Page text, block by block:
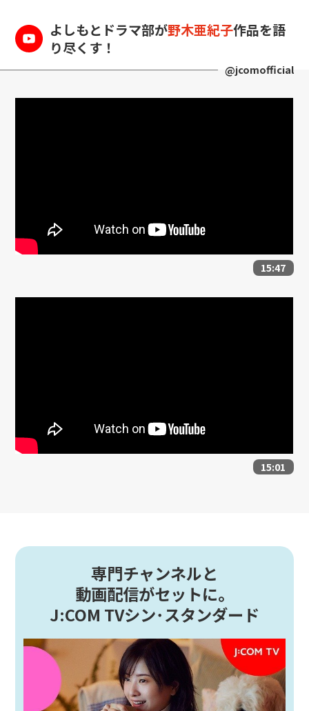
よしもとドラマ部が野木亜紀子作品を語
り尽くす！
@jcomofficial
15:47
15:01
専門チャンネルと
動画配信がセットに。
J:COM TVシン･スタンダード